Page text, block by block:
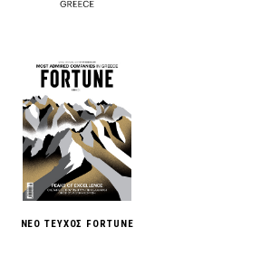
ΝΕΟ ΤΕΥΧΟΣ FORTUNE